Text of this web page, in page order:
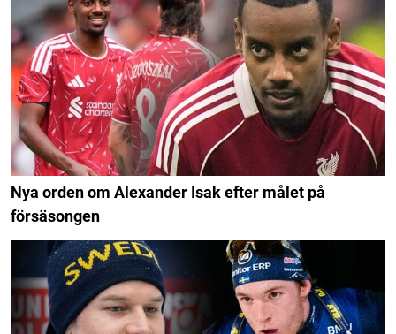
Nya orden om Alexander Isak efter målet på
försäsongen